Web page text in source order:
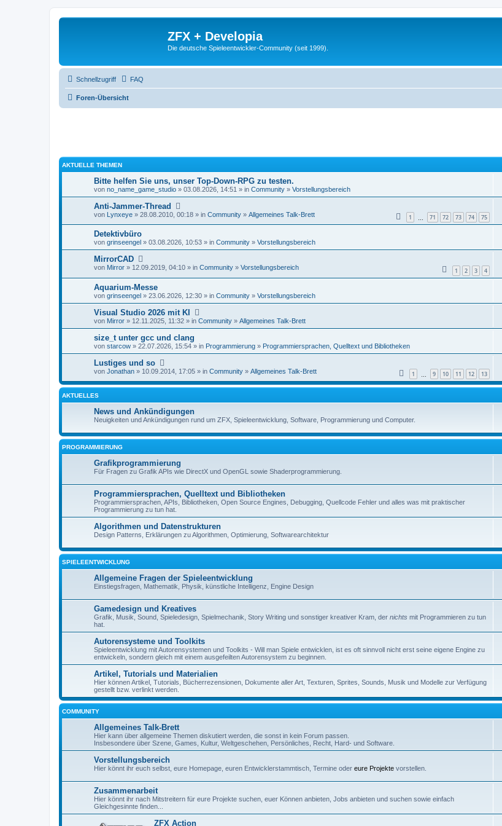
ZFX + Developia
Die deutsche Spieleentwickler-Community (seit 1999).
Schnellzugriff FAQ
Foren-Übersicht
AKTUELLE THEMEN
Bitte helfen Sie uns, unser Top-Down-RPG zu testen.
von no_name_game_studio » 03.08.2026, 14:51 » in Community » Vorstellungsbereich
Anti-Jammer-Thread
1 71 72 73 74 75
von Lynxeye » 28.08.2010, 00:18 » in Community » Allgemeines Talk-Brett
Detektivbüro
von grinseengel » 03.08.2026, 10:53 » in Community » Vorstellungsbereich
MirrorCAD
1 2 3 4
von Mirror » 12.09.2019, 04:10 » in Community » Vorstellungsbereich
Aquarium-Messe
von grinseengel » 23.06.2026, 12:30 » in Community » Vorstellungsbereich
Visual Studio 2026 mit KI
von Mirror » 12.11.2025, 11:32 » in Community » Allgemeines Talk-Brett
size_t unter gcc und clang
von starcow » 22.07.2026, 15:54 » in Programmierung » Programmiersprachen, Quelltext und Bibliotheken
Lustiges und so
1 9 10 11 12 13
von Jonathan » 10.09.2014, 17:05 » in Community » Allgemeines Talk-Brett
AKTUELLES
News und Ankündigungen
Neuigkeiten und Ankündigungen rund um ZFX, Spieleentwicklung, Software, Programmierung und Computer.
PROGRAMMIERUNG
Grafikprogrammierung
Für Fragen zu Grafik APIs wie DirectX und OpenGL sowie Shaderprogrammierung.
Programmiersprachen, Quelltext und Bibliotheken
Programmiersprachen, APIs, Bibliotheken, Open Source Engines, Debugging, Quellcode Fehler und alles was mit praktischer
Programmierung zu tun hat.
Algorithmen und Datenstrukturen
Design Patterns, Erklärungen zu Algorithmen, Optimierung, Softwarearchitektur
SPIELEENTWICKLUNG
Allgemeine Fragen der Spieleentwicklung
Einstiegsfragen, Mathematik, Physik, künstliche Intelligenz, Engine Design
Gamedesign und Kreatives
Grafik, Musik, Sound, Spieledesign, Spielmechanik, Story Writing und sonstiger kreativer Kram, der nichts mit Programmieren zu tun
hat.
Autorensysteme und Toolkits
Spieleentwicklung mit Autorensystemen und Toolkits - Will man Spiele entwicklen, ist es oft sinnvoll nicht erst seine eigene Engine zu
entwickeln, sondern gleich mit einem ausgefeilten Autorensystem zu beginnen.
Artikel, Tutorials und Materialien
Hier können Artikel, Tutorials, Bücherrezensionen, Dokumente aller Art, Texturen, Sprites, Sounds, Musik und Modelle zur Verfügung
gestellt bzw. verlinkt werden.
COMMUNITY
Allgemeines Talk-Brett
Hier kann über allgemeine Themen diskutiert werden, die sonst in kein Forum passen.
Insbesondere über Szene, Games, Kultur, Weltgeschehen, Persönliches, Recht, Hard- und Software.
Vorstellungsbereich
Hier könnt ihr euch selbst, eure Homepage, euren Entwicklerstammtisch, Termine oder eure Projekte vorstellen.
Zusammenarbeit
Hier könnt ihr nach Mitstreitern für eure Projekte suchen, euer Können anbieten, Jobs anbieten und suchen sowie einfach
Gleichgesinnte finden...
ZFX Action